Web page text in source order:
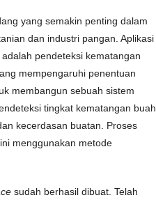
yang semakin penting dalam
dan industri pangan. Aplikasi
pendeteksi kematangan
mempengaruhi penentuan
membangun sebuah sistem
tingkat kematangan buah
kecerdasan buatan. Proses
menggunakan metode
sudah berhasil dibuat. Telah